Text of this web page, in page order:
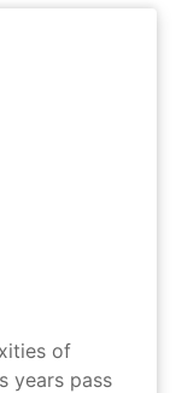
of
years pass